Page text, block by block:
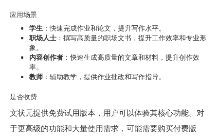
应用场景
学生 ：快速完成作业和论文，提升写作水平。
职场人士 ：撰写高质量的职场文书，提升工作效率和专业形
象。
内容创作者 ：快速生成高质量的文章和材料，提升创作效
率。
教师 ：辅助教学，提供作业批改和写作指导。
是否收费
文状元提供免费试用版本，用户可以体验其核心功能。对
于更高级的功能和大量使用需求，可能需要购买付费版